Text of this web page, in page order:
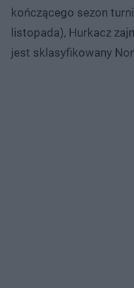
kończącego sezon
listopada), Hurkacz
jest sklasyfikowany